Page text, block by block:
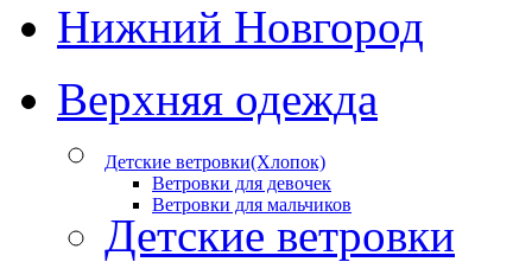
Нижний Новгород
Верхняя одежда
Детские ветровки(Хлопок)
Ветровки для девочек
Ветровки для мальчиков
Детские ветровки